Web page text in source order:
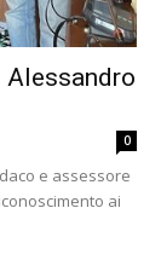
Alessandro
0
e assessore
ai